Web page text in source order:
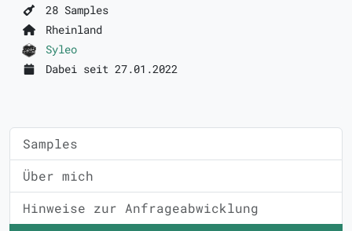
28 Samples
Rheinland
Syleo
Dabei seit 27.01.2022
Samples
Über mich
Hinweise zur Anfrageabwicklung